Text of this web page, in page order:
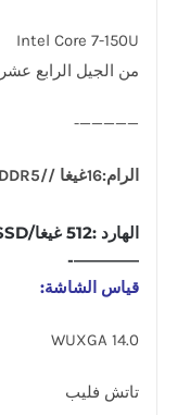
Intel Core 7-150U
من الجيل الرابع
—————-
الرام:16غيغا //DDR5 🔥
الهارد :512 غيغا/SSD/
————-
قياس الشاشة:
14.0 WUXGA
تاتش فليب